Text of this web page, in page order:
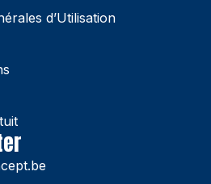
d’Utilisation